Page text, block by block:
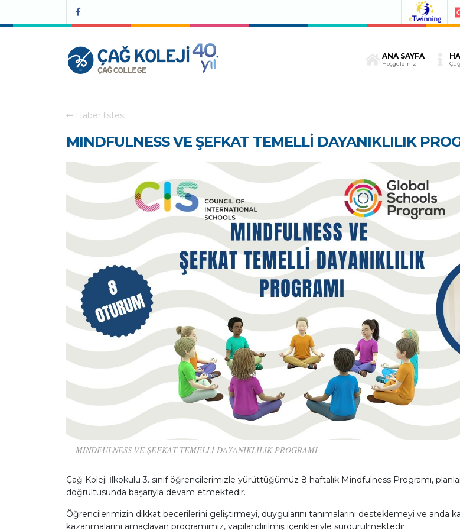
ANA SAYFA
Hoşgeldiniz
Haber listesi
MINDFULNESS VE ŞEFKAT TEMELLİ DAYANIKLILIK
MINDFULNESS VE ŞEFKAT TEMELLİ DAYANIKLILIK PROGRAMI
Çağ Koleji İlkokulu 3. sınıf öğrencilerimizle yürüttüğümüz 8 haftalık Mindfulness Programı,
doğrultusunda başarıyla devam etmektedir.
Öğrencilerimizin dikkat becerilerini geliştirmeyi, duygularını tanımalarını desteklemeyi ve anda
kazanmalarını amaçlayan programımız, yapılandırılmış içerikleriyle sürdürülmektedir.